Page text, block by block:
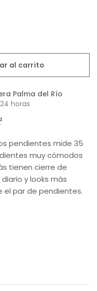
al carrito
Palma del Río
horas
pendientes mide 35
muy cómodos
tienen cierre de
y looks más
el par de pendientes.